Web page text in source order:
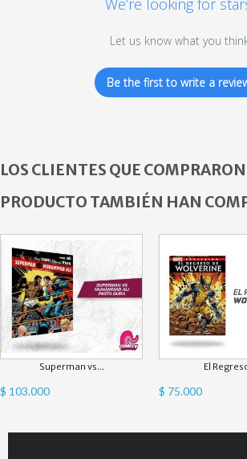
Let us know what you
Be the first to write a
LOS CLIENTES QUE
PRODUCTO TAMBIÉN HAN
Superman vs...
$ 103.000
El
$ 75.000